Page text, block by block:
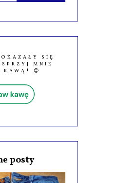
SIĘ
MNIE
KAWĄ! 😉
posty